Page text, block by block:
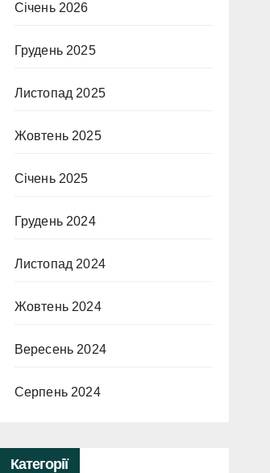
Січень 2026
Грудень 2025
Листопад 2025
Жовтень 2025
Січень 2025
Грудень 2024
Листопад 2024
Жовтень 2024
Вересень 2024
Серпень 2024
Категорії